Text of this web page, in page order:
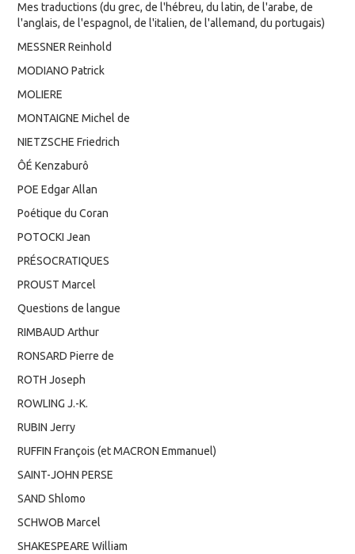
Mes traductions (du grec, de l'hébreu, du latin, de l'arabe, de
l'anglais, de l'espagnol, de l'italien, de l'allemand, du portugais)
MESSNER Reinhold
MODIANO Patrick
MOLIERE
MONTAIGNE Michel de
NIETZSCHE Friedrich
ÔÉ Kenzaburô
POE Edgar Allan
Poétique du Coran
POTOCKI Jean
PRÉSOCRATIQUES
PROUST Marcel
Questions de langue
RIMBAUD Arthur
RONSARD Pierre de
ROTH Joseph
ROWLING J.-K.
RUBIN Jerry
RUFFIN François (et MACRON Emmanuel)
SAINT-JOHN PERSE
SAND Shlomo
SCHWOB Marcel
SHAKESPEARE William